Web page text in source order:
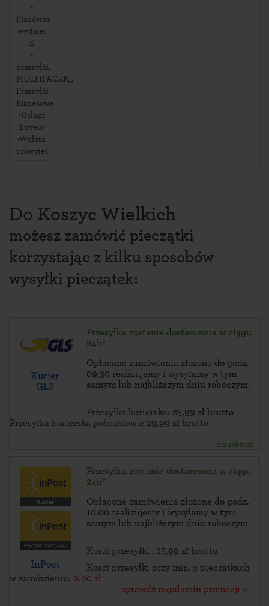
-
Placówka
wydaje:
E
-
przesyłki,
MULTIPACZKI,
Przesyłki
Biznesowe.
-Usługi
Envelo
-Wpłata
priorytet
Do Koszyc Wielkich
możesz zamówić pieczątki
korzystając z kilku sposobów
wysyłki pieczątek:
Kurier
GLS
Przesyłka zostanie dostarczona w ciągu
24h*
Opłacone zamówienia złożone do godz.
09:30 realizujemy i wysyłamy w tym
samym lub najbliższym dniu roboczym.
Przesyłka kurierska: 25,99 zł brutto
Przesyłka kurierska pobraniowa: 29,99 zł brutto
* dni robocze
InPost
Przesyłka zostanie dostarczona w ciągu
24h*
Opłacone zamówienia złożone do godz.
10:00 realizujemy i wysyłamy w tym
samym lub najbliższym dniu roboczym.
Koszt przesyłki : 15,99 zł brutto
Koszt przesyłki przy min. 3 pieczątkach
w zamówieniu: 0.00 zł
sprawdź regulamin promocji »